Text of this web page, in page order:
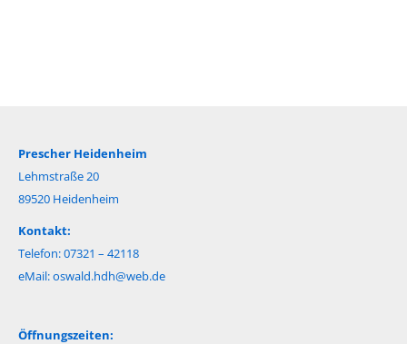
Prescher Heidenheim
Lehmstraße 20
89520 Heidenheim
Kontakt:
Telefon: 07321 – 42118
eMail:oswald.hdh@web.de
Öffnungszeiten: